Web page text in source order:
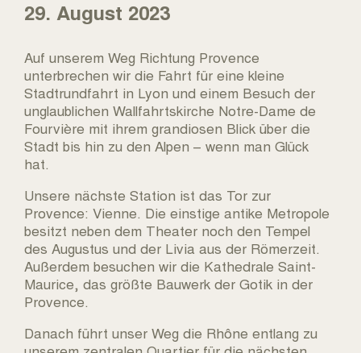
29. August 2023
Auf unserem Weg Richtung Provence
unterbrechen wir die Fahrt für eine kleine
Stadtrundfahrt in Lyon und einem Besuch der
unglaublichen Wallfahrtskirche Notre-Dame de
Fourvière mit ihrem grandiosen Blick über die
Stadt bis hin zu den Alpen – wenn man Glück
hat.
Unsere nächste Station ist das Tor zur
Provence: Vienne. Die einstige antike Metropole
besitzt neben dem Theater noch den Tempel
des Augustus und der Livia aus der Römerzeit.
Außerdem besuchen wir die Kathedrale Saint-
Maurice, das größte Bauwerk der Gotik in der
Provence.
Danach führt unser Weg die Rhône entlang zu